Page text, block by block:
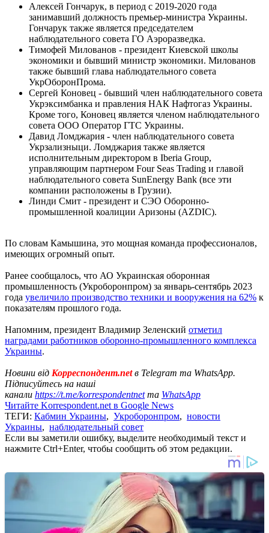
Алексей Гончарук, в период с 2019-2020 года
занимавший должность премьер-министра Украины.
Гончарук также является председателем
наблюдательного совета ГО Аэроразведка.
Тимофей Милованов - президент Киевской школы
экономики и бывший министр экономики. Милованов
также бывший глава наблюдательного совета
УкрОборонПрома.
Сергей Коновец - бывший член наблюдательного совета
Укрэксимбанка и правления НАК Нафтогаз Украины.
Кроме того, Коновец является членом наблюдательного
совета ООО Оператор ГТС Украины.
Давид Ломджария - член наблюдательного совета
Укрзализныци. Ломджария также является
исполнительным директором в Iberia Group,
управляющим партнером Four Seas Trading и главой
наблюдательного совета SunEnergy Bank (все эти
компании расположены в Грузии).
Линди Смит - президент и СЭО Оборонно-
промышленной коалиции Аризоны (AZDIC).
По словам Камышина, это мощная команда профессионалов,
имеющих огромный опыт.
Ранее сообщалось, что АО Украинская оборонная
промышленность (Укроборонпром) за январь-сентябрь 2023
года увеличило производство техники и вооружения на 62% к
показателям прошлого года.
Напомним, президент Владимир Зеленский отметил
наградами работников оборонно-промышленного комплекса
Украины.
Новини від Корреспондент.netв Telegram та WhatsApp.
Підписуйтесь на наші
канали https://t.me/korrespondentnetта WhatsApp
Читайте Korrespondent.net в Google News
ТЕГИ: Кабмин Украины, Укроборонпром, новости
Украины, наблюдательный совет
Если вы заметили ошибку, выделите необходимый текст и
нажмите Ctrl+Enter, чтобы сообщить об этом редакции.